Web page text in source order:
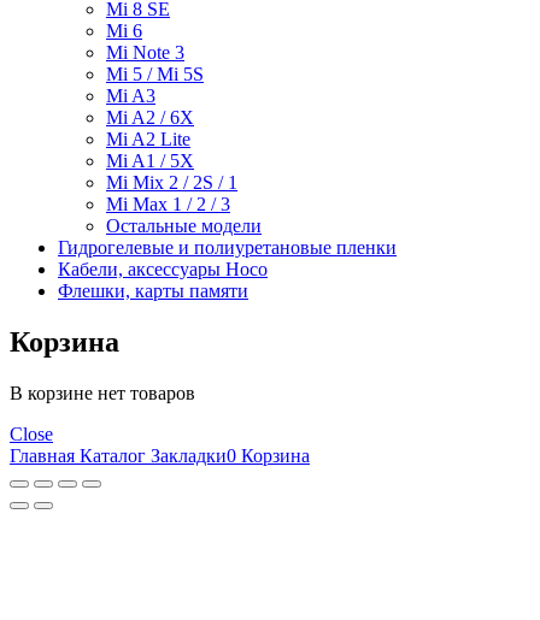
Mi 8 SE
Mi 6
Mi Note 3
Mi 5 / Mi 5S
Mi A3
Mi A2 / 6X
Mi A2 Lite
Mi A1 / 5X
Mi Mix 2 / 2S / 1
Mi Max 1 / 2 / 3
Остальные модели
Гидрогелевые и полиуретановые пленки
Кабели, аксессуары Hoco
Флешки, карты памяти
Корзина
В корзине нет товаров
Close
Главная Каталог Закладки0 Корзина